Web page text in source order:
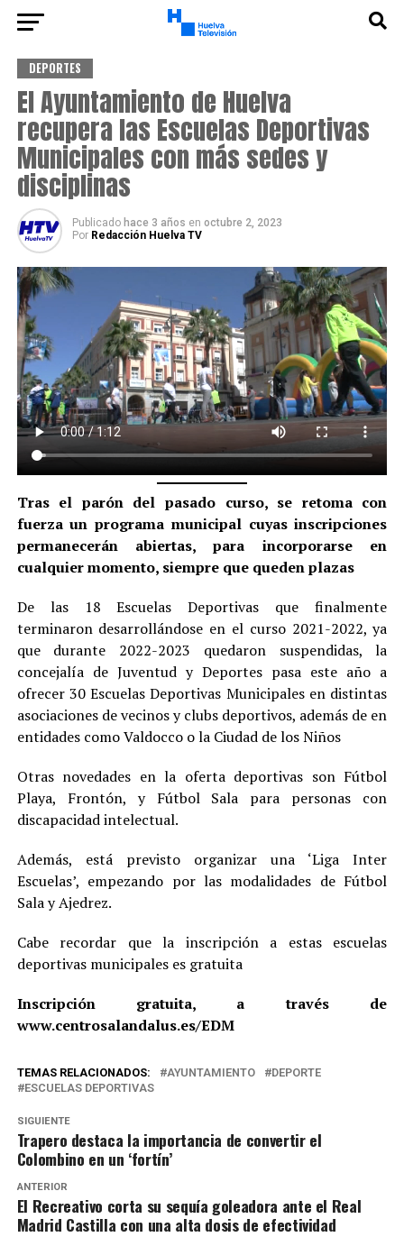
DEPORTES
El Ayuntamiento de Huelva
recupera las Escuelas Deportivas
Municipales con más sedes y
disciplinas
Publicado hace 3 años en octubre 2, 2023
Por Redacción Huelva TV
Tras el parón del pasado curso, se retoma con
fuerza un programa municipal cuyas inscripciones
permanecerán abiertas, para incorporarse en
cualquier momento, siempre que queden plazas
De las 18 Escuelas Deportivas que finalmente
terminaron desarrollándose en el curso 2021-2022, ya
que durante 2022-2023 quedaron suspendidas, la
concejalía de Juventud y Deportes pasa este año a
ofrecer 30 Escuelas Deportivas Municipales en distintas
asociaciones de vecinos y clubs deportivos, además de en
entidades como Valdocco o la Ciudad de los Niños
Otras novedades en la oferta deportivas son Fútbol
Playa, Frontón, y Fútbol Sala para personas con
discapacidad intelectual.
Además, está previsto organizar una ‘Liga Inter
Escuelas’, empezando por las modalidades de Fútbol
Sala y Ajedrez.
Cabe recordar que la inscripción a estas escuelas
deportivas municipales es gratuita
Inscripción gratuita, a través de
www.centrosalandalus.es/EDM
TEMAS RELACIONADOS: AYUNTAMIENTO
DEPORTE
ESCUELAS DEPORTIVAS
SIGUIENTE
Trapero destaca la importancia de convertir el
Colombino en un ‘fortín’
ANTERIOR
El Recreativo corta su sequía goleadora ante el Real
Madrid Castilla con una alta dosis de efectividad